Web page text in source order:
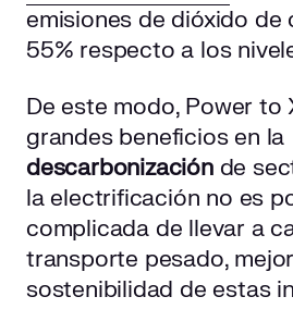
emisiones de dióxido de
55% respecto a los
De este modo, Power to
grandes beneficios en la
descarbonización de
la electrificación no es
complicada de llevar a
transporte pesado,
sostenibilidad de estas